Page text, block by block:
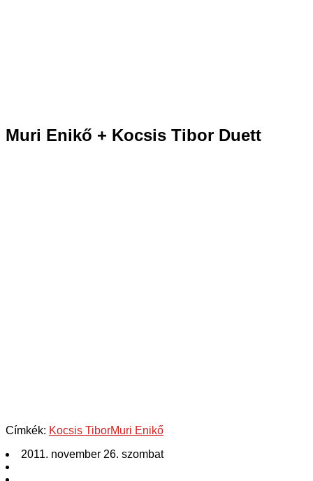
Muri Enikő + Kocsis Tibor Duett
Címkék: Kocsis TiborMuri Enikő
2011. november 26. szombat